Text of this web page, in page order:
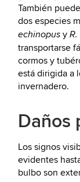
También
dos especies
echinopus y
transportarse
cormos y
está dirigida a
invernadero.
Daños
Los signos
evidentes
bulbo son